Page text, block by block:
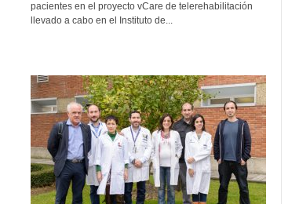
pacientes en el proyecto vCare de telerehabilitación
llevado a cabo en el Instituto de...